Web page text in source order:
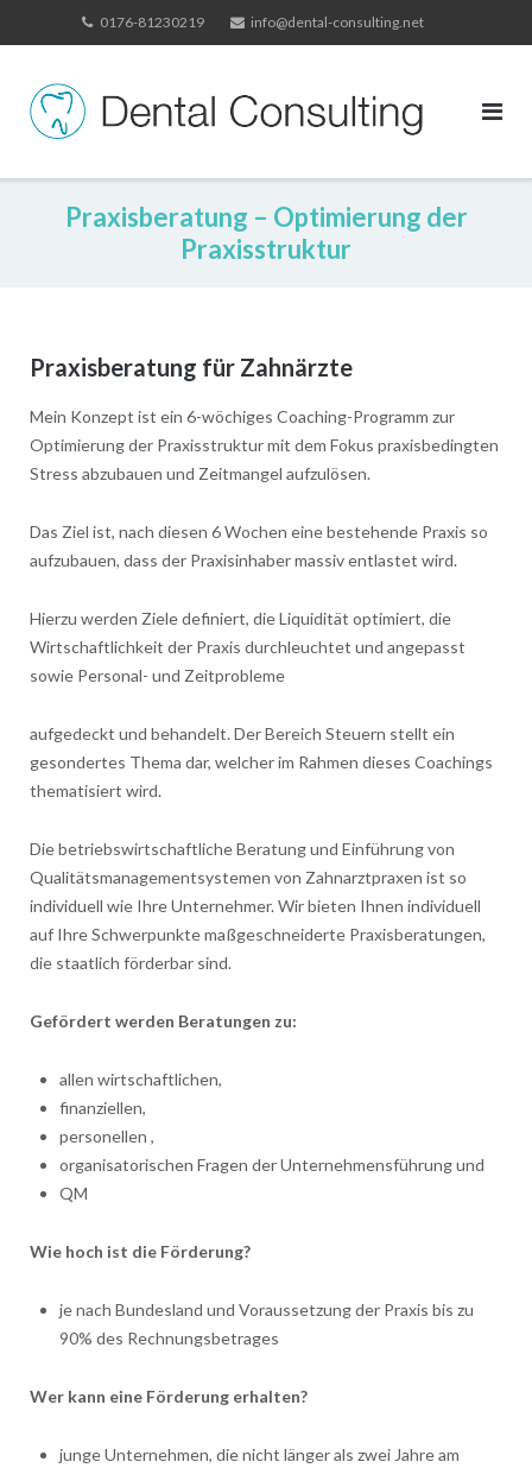
to
0176-81230219 info@dental-consulting.net
Praxisberatung – Optimierung der
Praxisstruktur
Praxisberatung für Zahnärzte
Mein Konzept ist ein 6-wöchiges Coaching-Programm zur
Optimierung der Praxisstruktur mit dem Fokus praxisbedingten
Stress abzubauen und Zeitmangel aufzulösen.
Das Ziel ist, nach diesen 6 Wochen eine bestehende Praxis so
aufzubauen, dass der Praxisinhaber massiv entlastet wird.
Hierzu werden Ziele definiert, die Liquidität optimiert, die
Wirtschaftlichkeit der Praxis durchleuchtet und angepasst
sowie Personal- und Zeitprobleme
aufgedeckt und behandelt. Der Bereich Steuern stellt ein
gesondertes Thema dar, welcher im Rahmen dieses Coachings
thematisiert wird.
Die betriebswirtschaftliche Beratung und Einführung von
Qualitätsmanagementsystemen von Zahnarztpraxen ist so
individuell wie Ihre Unternehmer. Wir bieten Ihnen individuell
auf Ihre Schwerpunkte maßgeschneiderte Praxisberatungen,
die staatlich förderbar sind.
Gefördert werden Beratungen zu:
allen wirtschaftlichen,
finanziellen,
personellen ,
organisatorischen Fragen der Unternehmensführung und
QM
Wie hoch ist die Förderung?
je nach Bundesland und Voraussetzung der Praxis bis zu
90% des Rechnungsbetrages
Wer kann eine Förderung erhalten?
junge Unternehmen, die nicht länger als zwei Jahre am